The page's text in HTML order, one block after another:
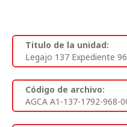
Titulo de la unidad:
Legajo 137 Expediente
Código de archivo:
AGCA A1-137-1792-968-